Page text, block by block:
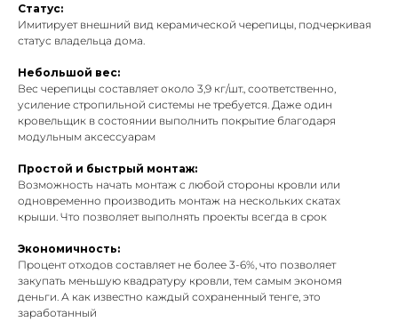
Статус:
Имитирует внешний вид керамической черепицы, подчеркивая
статус владельца дома.
Небольшой вес:
Вес черепицы составляет около 3,9 кг/шт., соответственно,
усиление стропильной системы не требуется. Даже один
кровельщик в состоянии выполнить покрытие благодаря
модульным аксессуарам
Простой и быстрый монтаж:
Возможность начать монтаж с любой стороны кровли или
одновременно производить монтаж на нескольких скатах
крыши. Что позволяет выполнять проекты всегда в срок
Экономичность:
Процент отходов составляет не более 3-6%, что позволяет
закупать меньшую квадратуру кровли, тем самым экономя
деньги. А как известно каждый сохраненный тенге, это
заработанный